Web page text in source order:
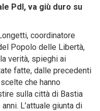
Pdl, va giù duro su
coordinatore
Popolo delle Libertà,
verità, spieghi ai
fatte, dalle precedenti
che hanno
sulla città di Bastia
L’attuale giunta di